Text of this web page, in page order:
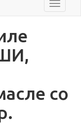
Меню
со